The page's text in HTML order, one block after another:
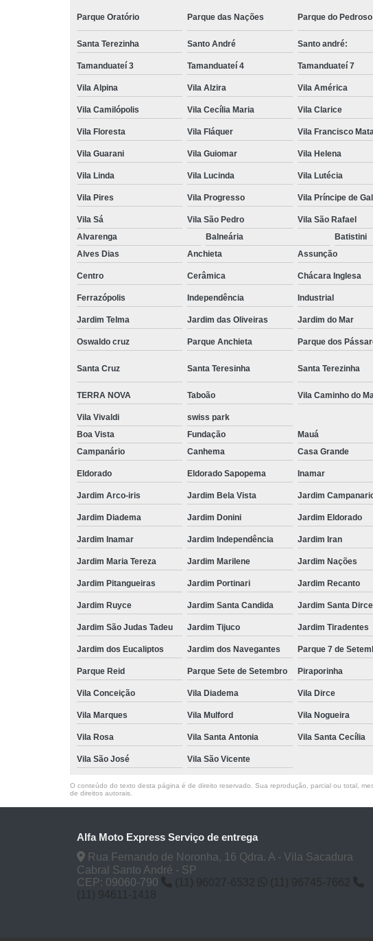
Parque Oratório Parque das Nações Parque do Pedroso
Santa Terezinha Santo André Santo andré:
Tamanduateí 3 Tamanduateí 4 Tamanduateí 7
Vila Alpina Vila Alzira Vila América
Vila Camilópolis Vila Cecília Maria Vila Clarice
Vila Floresta Vila Fláquer Vila Francisco
Vila Guarani Vila Guiomar Vila Helena
Vila Linda Vila Lucinda Vila Lutécia
Vila Pires Vila Progresso Vila Príncipe de
Vila Sá Vila São Pedro Vila São Rafael
Alvarenga
Balneária Batistini
Alves Dias
Anchieta Assunção
Centro Cerâmica Chácara Inglesa
Ferrazópolis Independência Industrial
Jardim Telma Jardim das Oliveiras Jardim do Mar
Oswaldo cruz Parque Anchieta Parque dos
Santa Cruz Santa Teresinha Santa Terezinha
TERRA NOVA Taboão Vila Caminho do
Vila Vivaldi
swiss park
Boa Vista
Fundação Mauá
Campanário
Canhema Casa Grande
Eldorado Eldorado Sapopema Inamar
Jardim Arco-iris Jardim Bela Vista Jardim
Jardim Diadema Jardim Donini Jardim Eldorado
Jardim Inamar Jardim Independência Jardim Iran
Jardim Maria Tereza Jardim Marilene Jardim Nações
Jardim Pitangueiras Jardim Portinari Jardim Recanto
Jardim Ruyce Jardim Santa Candida Jardim Santa Dirce
Jardim São Judas Tadeu Jardim Tijuco Jardim Tiradentes
Jardim dos Eucaliptos Jardim dos Navegantes Parque 7 de
Parque Reid Parque Sete de Setembro Piraporinha
Vila Conceição Vila Diadema Vila Dirce
Vila Marques Vila Mulford Vila Nogueira
Vila Rosa Vila Santa Antonia Vila Santa Cecília
Vila São José Vila São Vicente
O conteúdo do texto desta página é de direito reservado. Sua reprodução, parcial ou total,
de direitos autorais
Alfa Moto Express Serviço de entrega
Rua Fernando de Noronha, 16 Qdra. A - Vila Sacadura
Cabral Santo André - SP
CEP: 09060-790
(11) 96027-6532
(11) 96745-7662
(11) 94611-1418